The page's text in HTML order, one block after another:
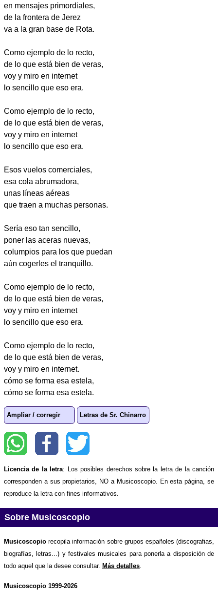
en mensajes primordiales,
de la frontera de Jerez
va a la gran base de Rota.
Como ejemplo de lo recto,
de lo que está bien de veras,
voy y miro en internet
lo sencillo que eso era.
Como ejemplo de lo recto,
de lo que está bien de veras,
voy y miro en internet
lo sencillo que eso era.
Esos vuelos comerciales,
esa cola abrumadora,
unas líneas aéreas
que traen a muchas personas.
Sería eso tan sencillo,
poner las aceras nuevas,
columpios para los que puedan
aún cogerles el tranquillo.
Como ejemplo de lo recto,
de lo que está bien de veras,
voy y miro en internet
lo sencillo que eso era.
Como ejemplo de lo recto,
de lo que está bien de veras,
voy y miro en internet.
cómo se forma esa estela,
cómo se forma esa estela.
Ampliar / corregir Letras de Sr. Chinarro
Licencia de la letra: Los posibles derechos sobre la letra de la canción
corresponden a sus propietarios, NO a Musicoscopio. En esta página, se
reproduce la letra con fines informativos.
Sobre Musicoscopio
Musicoscopio recopila información sobre grupos españoles (discografias,
biografías, letras...) y festivales musicales para ponerla a disposición de
todo aquel que la desee consultar. Más detalles
Musicoscopio 1999-2026